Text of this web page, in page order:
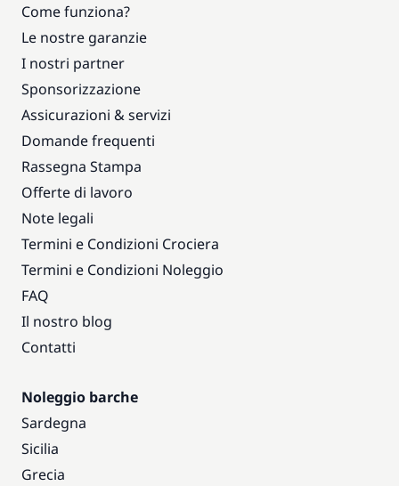
Come funziona?
Le nostre garanzie
I nostri partner
Sponsorizzazione
Assicurazioni & servizi
Domande frequenti
Rassegna Stampa
Offerte di lavoro
Note legali
Termini e Condizioni Crociera
Termini e Condizioni Noleggio
FAQ
Il nostro blog
Contatti
Noleggio barche
Sardegna
Sicilia
Grecia